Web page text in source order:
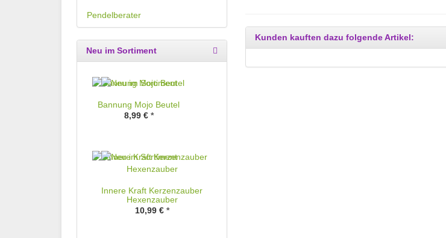
Kunden kauften dazu folgende Artikel:
Pendelberater
Neu im Sortiment
Bannung Mojo Beutel
8,99 € *
Innere Kraft Kerzenzauber
Hexenzauber
10,99 € *